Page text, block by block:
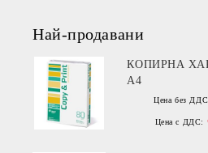
Най-продавани
КОПИРНА
A4
Цена без
Цена с ДДС: